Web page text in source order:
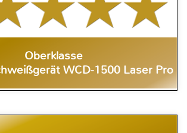
Oberklasse
WCD-1500 Laser Pro